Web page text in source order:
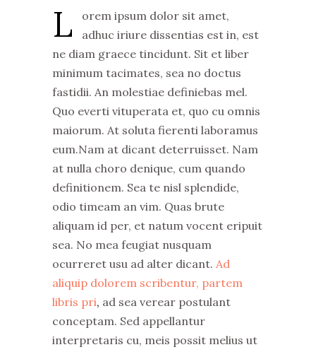
L
orem ipsum dolor sit amet,
adhuc iriure dissentias est in, est
ne diam graece tincidunt. Sit et liber
minimum tacimates, sea no doctus
fastidii. An molestiae definiebas mel.
Quo everti vituperata et, quo cu omnis
maiorum. At soluta fierenti laboramus
eum.Nam at dicant deterruisset. Nam
at nulla choro denique, cum quando
definitionem. Sea te nisl splendide,
odio timeam an vim. Quas brute
aliquam id per, et natum vocent eripuit
sea. No mea feugiat nusquam
ocurreret usu ad alter dicant. Ad
aliquip dolorem scribentur, partem
libris pri, ad sea verear postulant
conceptam. Sed appellantur
interpretaris cu, meis possit melius ut